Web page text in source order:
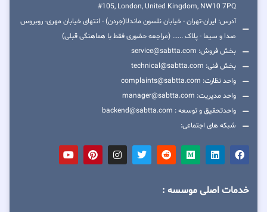
#105, London, United Kingdom, NW10 7PQ
آدرس: ایران-تهران - خیابان نلسون ماندلا(جردن) - انتهای خیابان مهری- روبروس
صدا و سیما - پلاک ...... (مراجعه حضوری فقط با هماهنگی قبلی)
بخش فروش: service@sabtta.com
بخش فنی: technical@sabtta.com
واحد نظارت: complaints@sabtta.com
واحد مدیریت: manager@sabtta.com
واحدتحقیق و توسعه : backend@sabtta.com
شبکه های اجتماعی:
خدمات اصلی موسسه :